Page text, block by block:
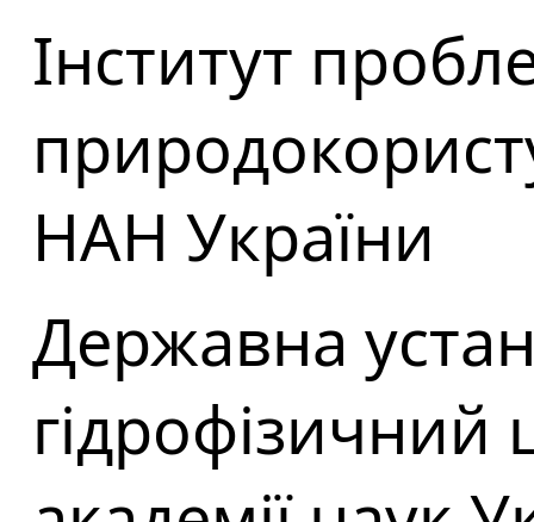
Інститут
НАН України
Державна
гідрофізичний